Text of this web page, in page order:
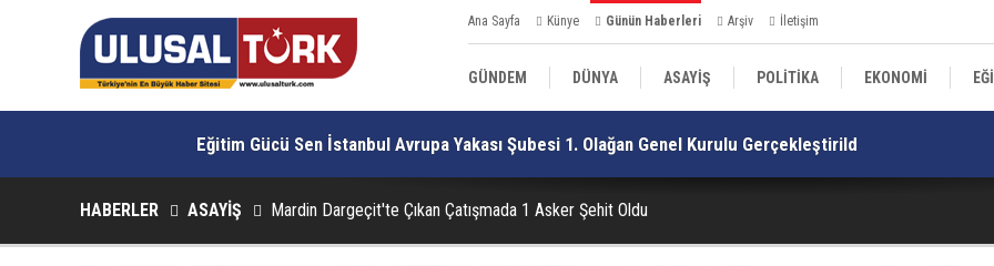
Ana Sayfa Künye Günün Haberleri Arşiv İletişim
GÜNDEM DÜNYA ASAYİŞ POLİTİKA EKONOMİ
SPOR MAGAZİN
Eğitim Gücü Sen İstanbul Avrupa Yakası Şubesi 1. Olağan Genel Kurulu Gerçekleştirildi
HABERLER ASAYİŞ Mardin Dargeçit'te Çıkan Çatışmada 1 Asker Şehit Oldu